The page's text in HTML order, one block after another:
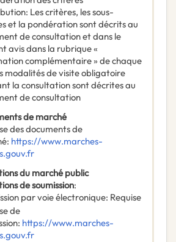
: Les critères, les sous-
et la pondération sont décrits au
de consultation et dans le
avis dans la rubrique «
complémentaire » de chaque
modalités de visite obligatoire
la consultation sont décrites au
de consultation
de marché
des documents de
: https://www.marches-
du marché public
de soumission:
par voie électronique: Requise
de
: https://www.marches-